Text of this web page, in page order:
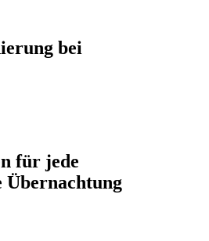
bei
für jede
Übernachtung